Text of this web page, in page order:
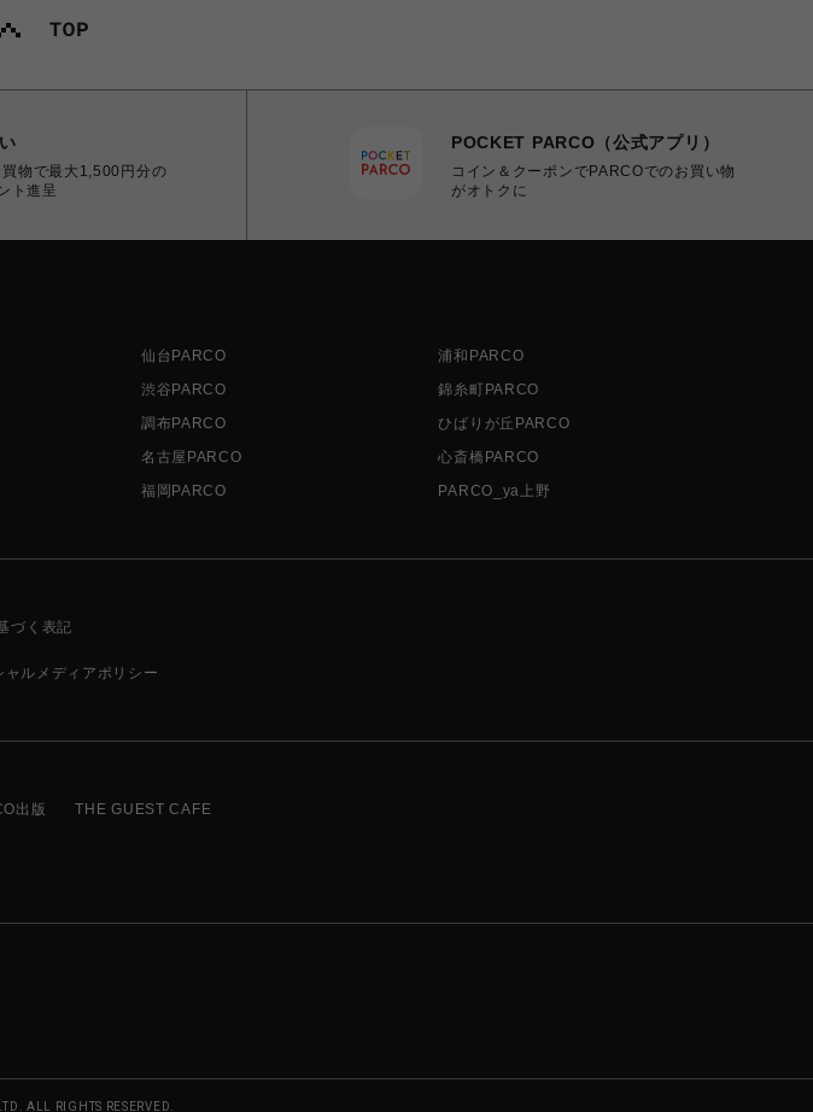
物で最大1,500円分の
ト進呈
POCKET PARCO（公式アプリ）
コイン＆クーポンでPARCOでのお買い物
がオトクに
仙台PARCO
浦和PARCO
渋谷PARCO
錦糸町PARCO
調布PARCO
ひばりが丘PARCO
名古屋PARCO
心斎橋PARCO
福岡PARCO PARCO_ya上野
づく表記
ャルメディアポリシー
出版 THE GUEST CAFE
ALL RIGHTS RESERVED.